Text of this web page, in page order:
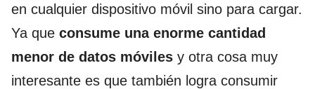
en cualquier dispositivo móvil sino para cargar.
Ya que consume una enorme cantidad
menor de datos móviles y otra cosa muy
interesante es que también logra consumir